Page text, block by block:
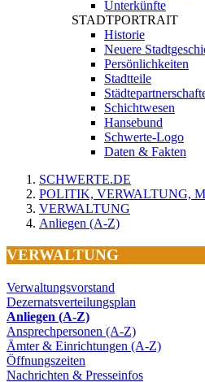
Unterkünfte
STADTPORTRAIT
Historie
Neuere
Persönlichkeiten
Stadtteile
Schichtwesen
Hansebund
Schwerte-Logo
Daten & Fakten
SCHWERTE.DE
POLITIK, VERWALTUNG,
VERWALTUNG
Anliegen (A-Z)
VERWALTUNG
Verwaltungsvorstand
Dezernatsverteilungsplan
Anliegen (A-Z)
Ansprechpersonen (A-Z)
Ämter & Einrichtungen (A-Z)
Öffnungszeiten
Nachrichten & Presseinfos